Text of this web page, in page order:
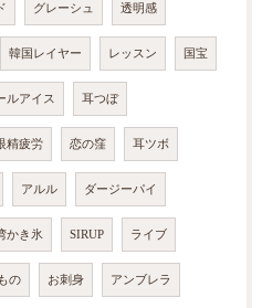
グレーシュ 透明感
韓国レイヤー レッスン 国宝
ルアイス 耳つぼ
精疲労 恋の窪 耳ツボ
アルル ダージーパイ
かき氷 SIRUP ライブ
の お刺身 アンブレラ